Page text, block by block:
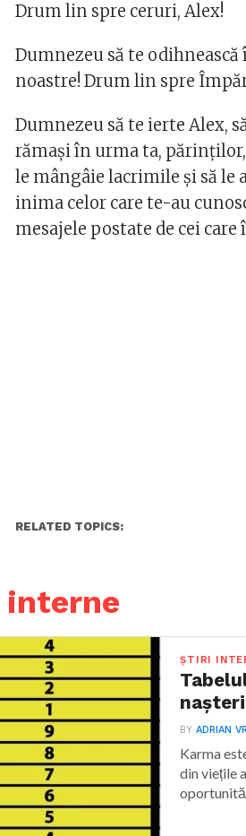
Drum lin spre ceruri, Alex!
Dumnezeu să te
noastre! Drum lin spre
Dumnezeu să te ierte Alex,
rămași în urma ta, părinților,
le mângâie lacrimile și să le
inima celor care te-au
mesajele postate de cei care
RELATED TOPICS:
ȘTIRI
BYADRIAN
Karma
din viețile